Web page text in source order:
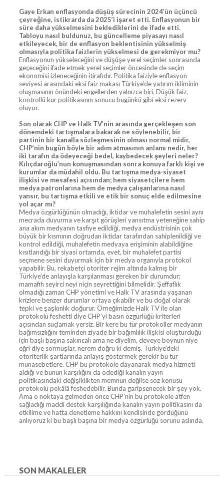
Gaye Erkan enflasyonda düşüş sürecinin 2024’ün üçüncü
çeyreğine, istikrarda da 2025’i işaret etti. Enflasyonun bir
süre daha yükselmesini beklediklerini de ifade etti.
Tabloyu nasıl buldunuz, bu güncelleme piyasayı nasıl
etkileyecek, bir de enflasyon beklentisinin yükselmiş
olmasıyla politika faizlerin yükselmesi de gerekmiyor mu?
Enflasyonun yükseleceğini ve düşüşe yerel seçimler sonrasında
geçeceğini ifade etmek yerel seçimler öncesinde de seçim
ekonomisi izleneceğinin itirafıdır. Politika faiziyle enflasyon
seviyesi arasındaki eksi faiz makası Türkiye’de yatırım ikliminin
oluşmasının önündeki engellerden yalnızca biri. Düşük faiz,
kontrollü kur politikasının sonucu bugünkü gibi eksi rezerv
oluyor.
Son olarak CHP ve Halk TV’nin arasında gerçekleşen son
dönemdeki tartışmalara bakarak ne söylenebilir, bir
partinin bir kanalla sözleşmesinin olması normal midir,
CHP’nin bugün böyle bir adım atmasının anlamı nedir, her
iki tarafın da ödeyeceği bedel, kaybedecek şeyleri neler?
Kılıçdaroğlu’nun konuşmasından sonra konuya farklı kişi ve
kurumlar da müdahil oldu. Bu tartışma medya-siyaset
ilişkisi ve mesafesi açısından; hem siyasetçilere hem
medya patronlarına hem de medya çalışanlarına nasıl
yansır, bu tartışma etkili ve etik bir sonuç elde edilmesine
yol açar mı?
Medya özgürlüğünün olmadığı, iktidar ve muhalefetin sesini aynı
mecrada duyurma ve karşıt görüşleri yansıtma yeteneğine sahip
ana akım medyanın tasfiye edildiği, medya endüstrisinin çok
büyük bir kısmının doğrudan iktidar tarafından sahiplenildiği ve
kontrol edildiği, muhalefetin medyaya erişiminin alabildiğine
kısıtlandığı bir siyasi ortamda, evet, bir muhalefet partisi
seçmene sesini duyurmak için bir medya organıyla protokol
yapabilir. Bu, rekabetçi otoriter rejim altında kalmış bir
Türkiye’de anlayışla karşılanması gereken bir durumdur;
mamafih seyirci neyi niçin seyrettiğini bilmelidir. Şeffaflık
olmadığı zaman CHP yönetimi ve Halk TV arasında yaşanan
krizlere benzer durumlar ortaya çıkabilir ve bu doğal olarak
tepki ve şaşkınlık doğurur. Örneğimizde Halk TV ile olan
protokolü feshetti diye CHP’yi basın özgürlüğü kriterleri
açısından suçlamak yersiz. Bir kere bu tür protokoller medyanın
bağımsızlığını teminden ziyade bir bağımlılık ilişkisi oluşturduğu
için başlı başına sakıncalı ama ne diyelim, deveye boynun niye
eğri diye sormuşlar, nerem doğru ki demiş. Türkiye’deki
otoriterlik şartlarında anlayış göstermek gerekir bu tür
münasebetlere. CHP bu protokole dayanarak medya hizmeti
aldığı ve bunun karşılığını da ödediği kanalın yayın
politikasındaki değişiklikten memnun değilse söz konusu
protokolü pekâlâ feshedebilir. Bunda garipsenecek bir şey yok.
Ama o noktaya gelmeden önce CHP’nin bu protokole atfen
sağladığı maddi destek karşılığında kanalın yayın politikasını da
etkilime ve hatta denetleme hakkını kendisinde gördüğünü
anlıyoruz ki bu başlı başına bir medya özgürlüğü sorunu aslında.
SON MAKALELER